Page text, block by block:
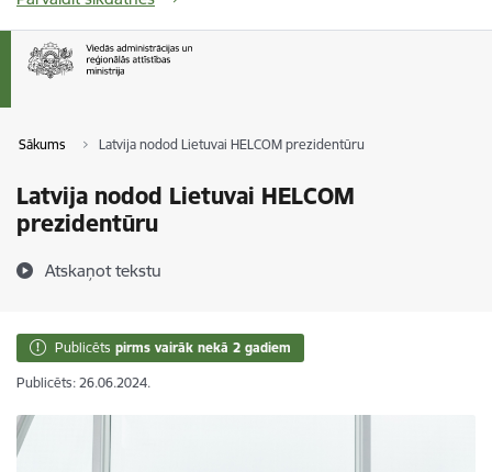
Sākums Latvija nodod Lietuvai HELCOM prezidentūru
Latvija nodod Lietuvai HELCOM
prezidentūru
Atskaņot tekstu
Publicēts pirms vairāk nekā 2 gadiem
Publicēts: 26.06.2024.